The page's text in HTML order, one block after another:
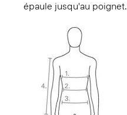
épaule jusqu'au poignet.